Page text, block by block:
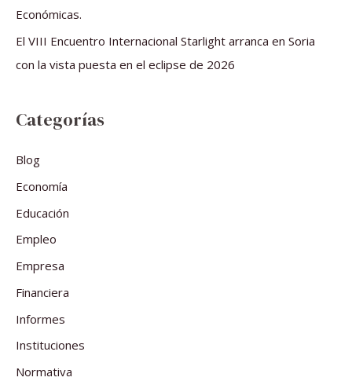
Económicas.
El VIII Encuentro Internacional Starlight arranca en Soria
con la vista puesta en el eclipse de 2026
Categorías
Blog
Economía
Educación
Empleo
Empresa
Financiera
Informes
Instituciones
Normativa